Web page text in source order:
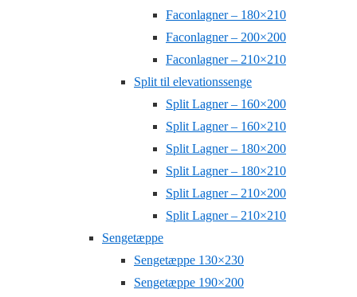
Faconlagner – 180×210
Faconlagner – 200×200
Faconlagner – 210×210
Split til elevationssenge
Split Lagner – 160×200
Split Lagner – 160×210
Split Lagner – 180×200
Split Lagner – 180×210
Split Lagner – 210×200
Split Lagner – 210×210
Sengetæppe
Sengetæppe 130×230
Sengetæppe 190×200